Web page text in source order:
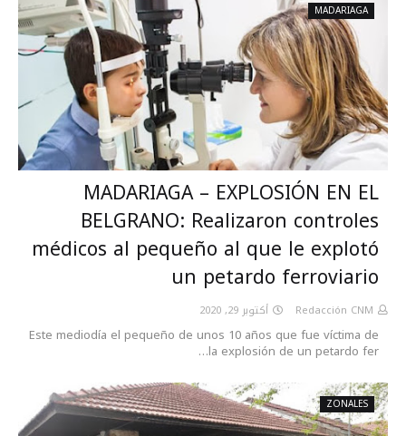
MADARIAGA
MADARIAGA – EXPLOSIÓN EN EL
BELGRANO: Realizaron controles
médicos al pequeño al que le explotó
un petardo ferroviario
Redacción CNM أكتوبر 29, 2020
Este mediodía el pequeño de unos 10 años que fue víctima de
la explosión de un petardo fer…
ZONALES